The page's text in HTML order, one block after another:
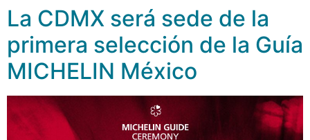
La CDMX será sede de la
primera selección de la Guía
MICHELIN México